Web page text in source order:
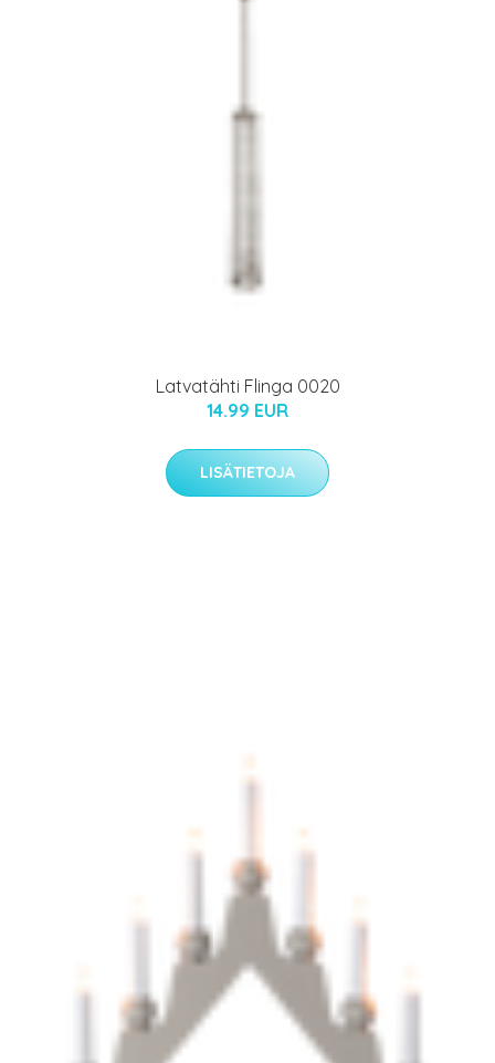
Latvatähti Flinga 0020
14.99 EUR
LISÄTIETOJA